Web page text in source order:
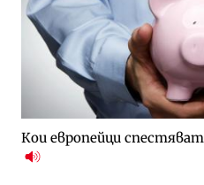
Кои европейци